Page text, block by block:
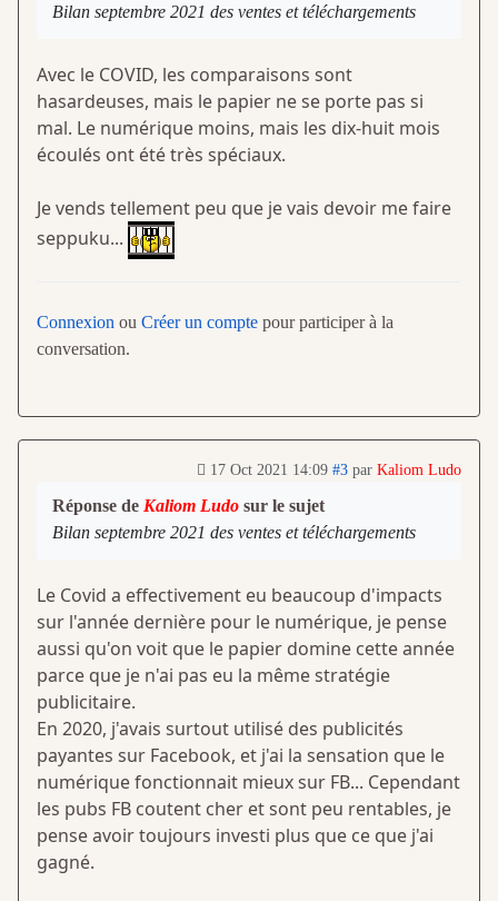
Bilan septembre 2021 des ventes et téléchargements
Avec le COVID, les comparaisons sont
hasardeuses, mais le papier ne se porte pas si
mal. Le numérique moins, mais les dix-huit mois
écoulés ont été très spéciaux.
Je vends tellement peu que je vais devoir me faire
seppuku...
Connexion ou Créer un compte pour participer à la
conversation.
17 Oct 2021 14:09 #3 par Kaliom Ludo
Réponse de Kaliom Ludo sur le sujet
Bilan septembre 2021 des ventes et téléchargements
Le Covid a effectivement eu beaucoup d'impacts
sur l'année dernière pour le numérique, je pense
aussi qu'on voit que le papier domine cette année
parce que je n'ai pas eu la même stratégie
publicitaire.
En 2020, j'avais surtout utilisé des publicités
payantes sur Facebook, et j'ai la sensation que le
numérique fonctionnait mieux sur FB... Cependant
les pubs FB coutent cher et sont peu rentables, je
pense avoir toujours investi plus que ce que j'ai
gagné.